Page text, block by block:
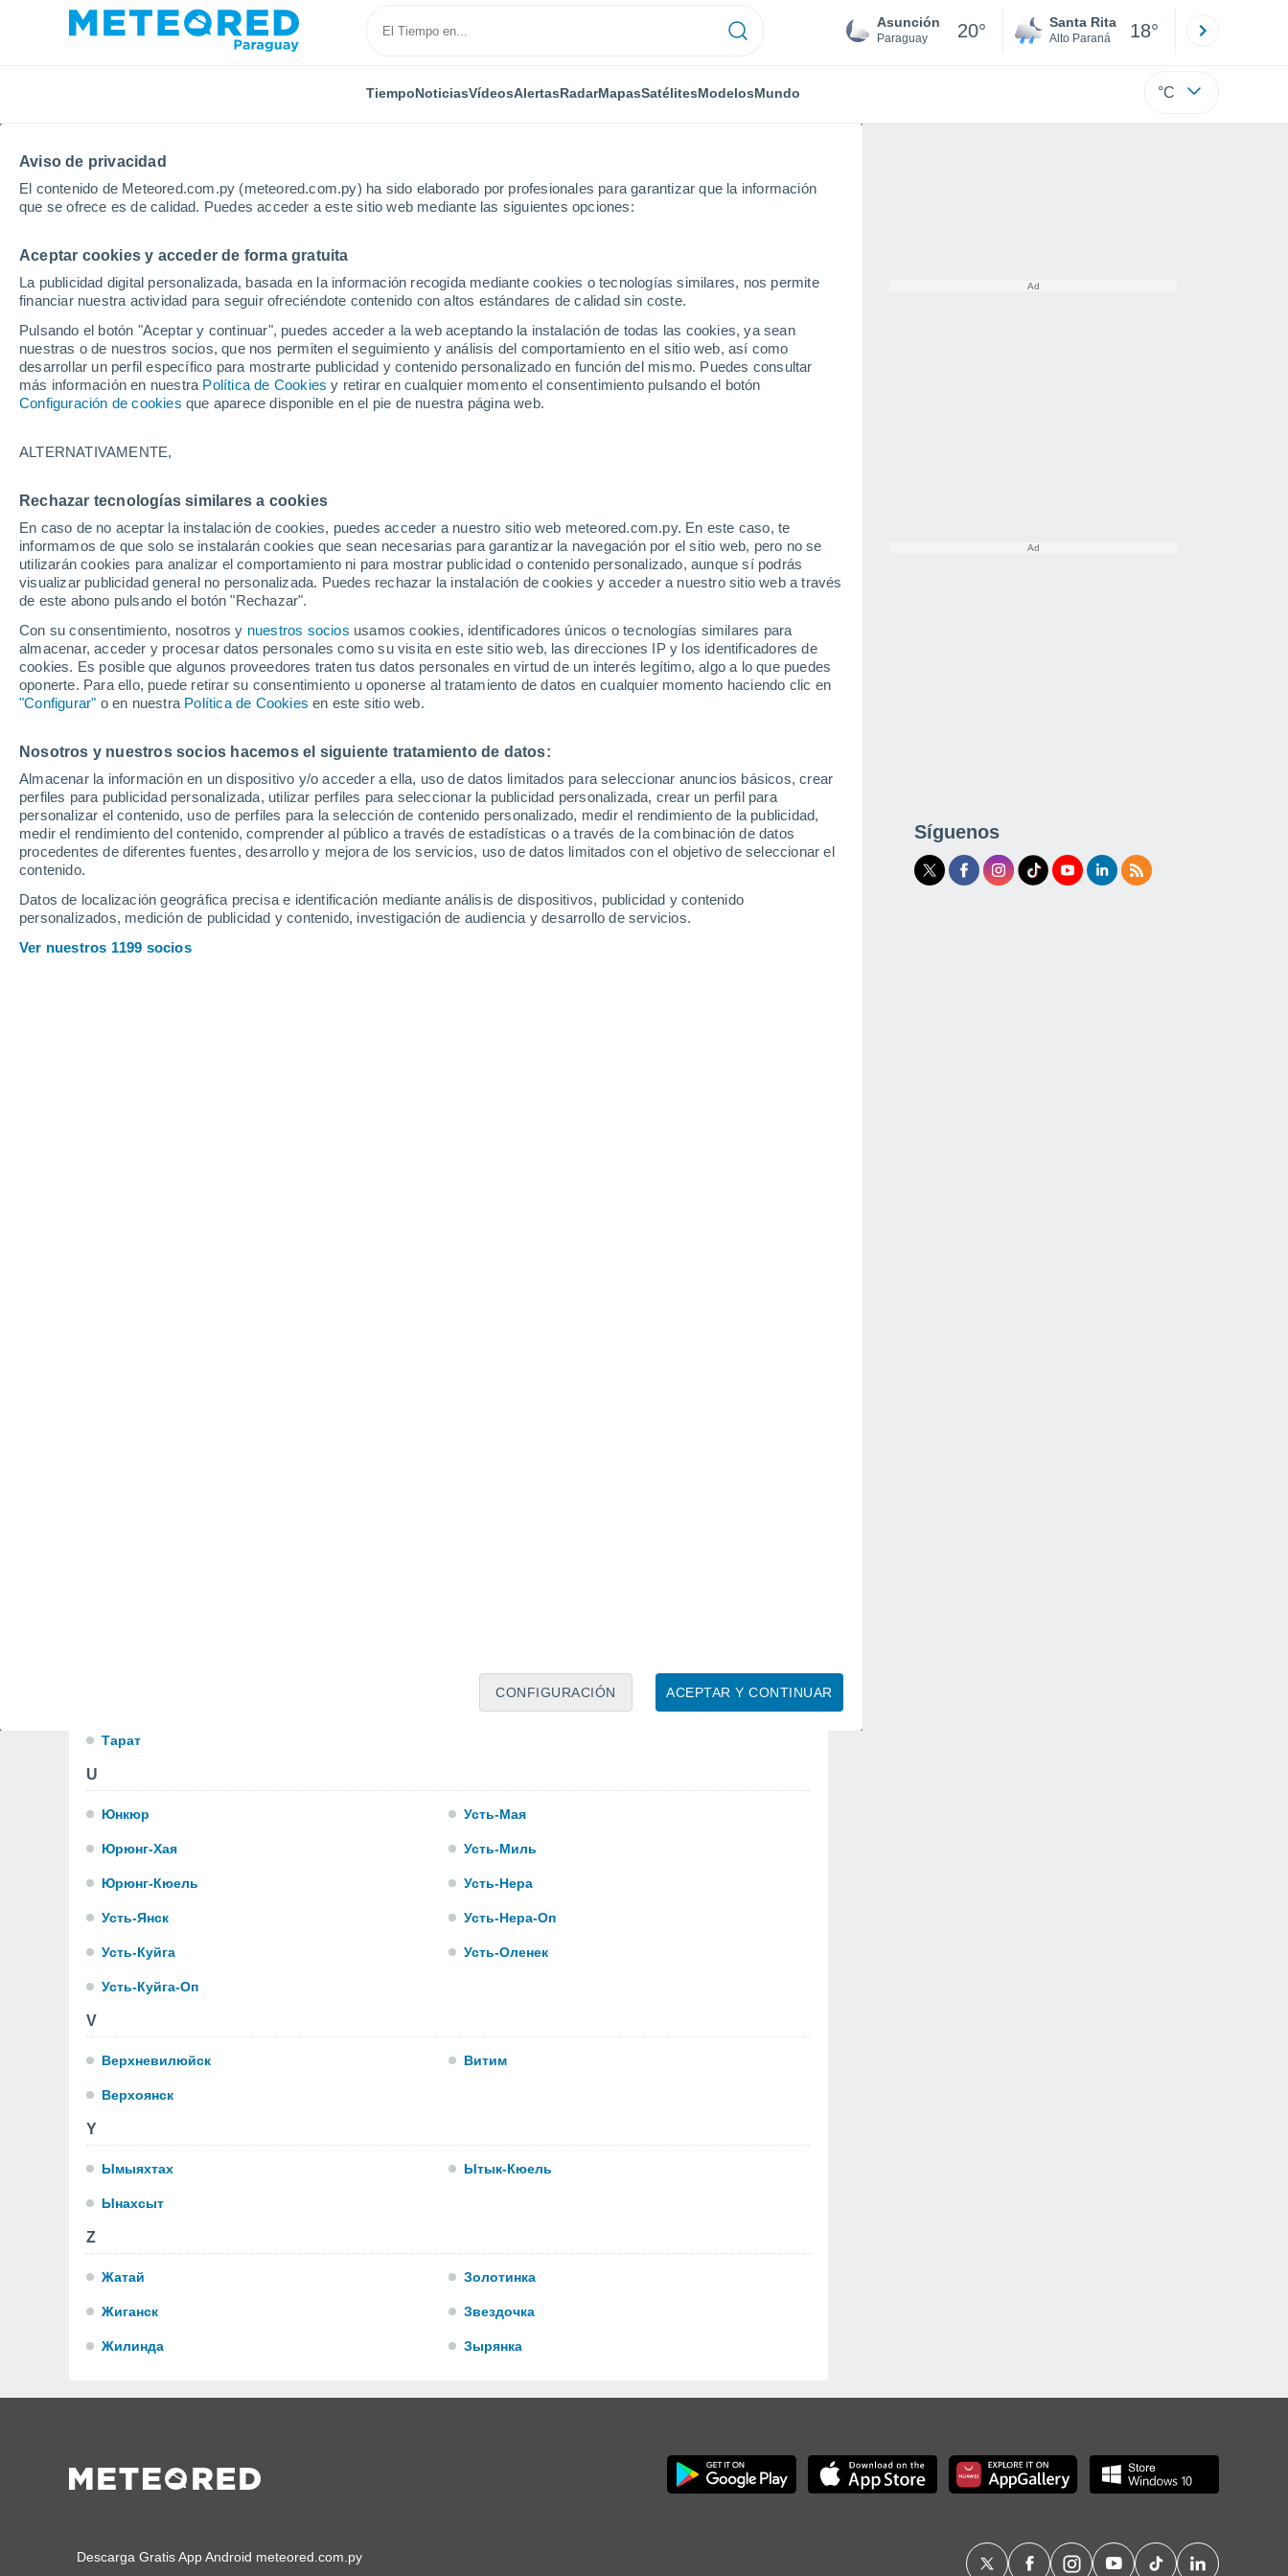
Aviso de privacidad
El contenido de Meteored.com.py (meteored.com.py) ha sido elaborado por profesionales para garantizar que la información
que se ofrece es de calidad. Puedes acceder a este sitio web mediante las siguientes opciones:
Aceptar cookies y acceder de forma gratuita
La publicidad digital personalizada, basada en la información recogida mediante cookies o tecnologías similares, nos permite
financiar nuestra actividad para seguir ofreciéndote contenido con altos estándares de calidad sin coste.
Pulsando el botón "Aceptar y continuar", puedes acceder a la web aceptando la instalación de todas las cookies, ya sean
nuestras o de nuestros socios, que nos permiten el seguimiento y análisis del comportamiento en el sitio web, así como
desarrollar un perfil específico para mostrarte publicidad y contenido personalizado en función del mismo. Puedes consultar
más información en nuestra Política de Cookies y retirar en cualquier momento el consentimiento pulsando el botón
Configuración de cookies que aparece disponible en el pie de nuestra página web.
ALTERNATIVAMENTE,
Rechazar tecnologías similares a cookies
En caso de no aceptar la instalación de cookies, puedes acceder a nuestro sitio web meteored.com.py. En este caso, te
informamos de que solo se instalarán cookies que sean necesarias para garantizar la navegación por el sitio web, pero no se
utilizarán cookies para analizar el comportamiento ni para mostrar publicidad o contenido personalizado, aunque sí podrás
visualizar publicidad general no personalizada. Puedes rechazar la instalación de cookies y acceder a nuestro sitio web a través
de este abono pulsando el botón "Rechazar".
Con su consentimiento, nosotros y nuestros socios usamos cookies, identificadores únicos o tecnologías similares para
almacenar, acceder y procesar datos personales como su visita en este sitio web, las direcciones IP y los identificadores de
cookies. Es posible que algunos proveedores traten tus datos personales en virtud de un interés legítimo, algo a lo que puedes
oponerte. Para ello, puede retirar su consentimiento u oponerse al tratamiento de datos en cualquier momento haciendo clic en
"Configurar" o en nuestra Política de Cookies en este sitio web.
Nosotros y nuestros socios hacemos el siguiente tratamiento de datos:
Almacenar la información en un dispositivo y/o acceder a ella, uso de datos limitados para seleccionar anuncios básicos, crear
perfiles para publicidad personalizada, utilizar perfiles para seleccionar la publicidad personalizada, crear un perfil para
personalizar el contenido, uso de perfiles para la selección de contenido personalizado, medir el rendimiento de la publicidad,
medir el rendimiento del contenido, comprender al público a través de estadísticas o a través de la combinación de datos
procedentes de diferentes fuentes, desarrollo y mejora de los servicios, uso de datos limitados con el objetivo de seleccionar el
contenido.
Datos de localización geográfica precisa e identificación mediante análisis de dispositivos, publicidad y contenido
personalizados, medición de publicidad y contenido, investigación de audiencia y desarrollo de servicios.
Ver nuestros 1199 socios
ACEPTAR Y CONTINUAR
CONFIGURACIÓN
Asunción
Paraguay 20° Santa Rita
Alto Paraná 18°
TiempoNoticiasVídeosAlertasRadarMapasSatélitesModelosMundo °C
Inicio Rusia Sajá (Yakutia) Localidades
El tiempo en todas las ciudades de Sajá
(Yakutia)
Todas las localidades de Sajá (Yakutia)
Якокит
Якутск
Алдан
Антоновка
B
Батагай
Белая Гора
Бердигестях
Черский
Чокурдах
Чульман
D
E
Тарат
Тикси
U
Юнкюр
Юрюнг-Хая
Юрюнг-Кюель
Усть-Янск
Усть-Куйга
Усть-Куйга-Оп
Усть-Мая
Усть-Миль
Усть-Нера
Усть-Нера-Оп
Усть-Оленек
V
Верхневилюйск
Верхоянск
Витим
Y
Ымыяхтах
Ынахсыт
Ытык-Кюель
Z
Жатай
Жиганск
Жилинда
Золотинка
Звездочка
Зырянка
Síguenos
Descarga Gratis App Android meteored.com.py